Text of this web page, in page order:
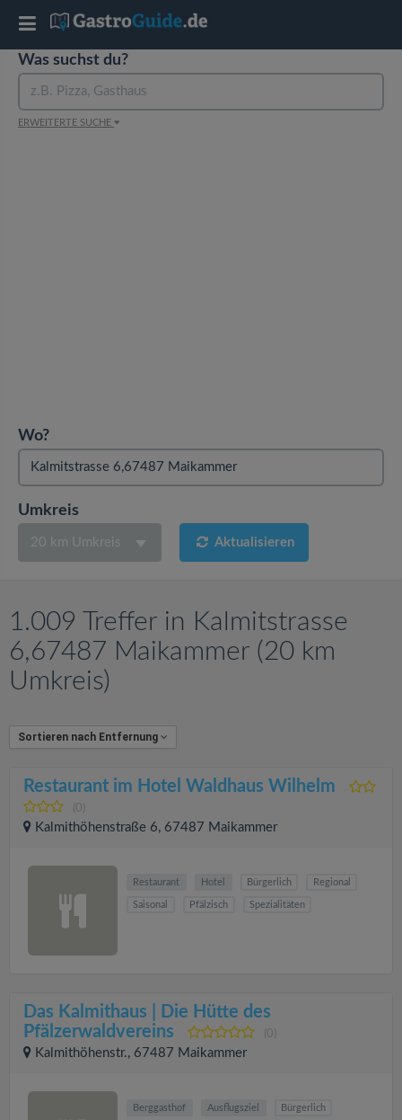
Was suchst du?
ERWEITERTE SUCHE
Wo?
Umkreis
20 km Umkreis Aktualisieren
1.009 Treffer in Kalmitstrasse
6,67487 Maikammer (20 km
Umkreis)
Sortieren nach Entfernung
Restaurant im Hotel Waldhaus Wilhelm
(0)
Kalmithöhenstraße 6, 67487 Maikammer
Restaurant Hotel Bürgerlich Regional
Saisonal Pfälzisch Spezialitäten
Das Kalmithaus | Die Hütte des
Pfälzerwaldvereins
(0)
Kalmithöhenstr., 67487 Maikammer
Berggasthof Ausflugsziel Bürgerlich
T
o
g
i
a
i
o
n